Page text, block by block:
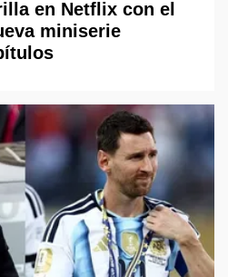
en Netflix con el
miniserie